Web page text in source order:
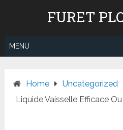
FURET
MENU
Home
Uncategorized
Liquide Vaisselle Efficace